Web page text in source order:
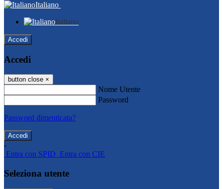
Italiano
Italiano
Accedi
Accedi
button close ×
Nome Utente
Password
Password dimenticata?
-
Entra con SPID Entra con CIE
Seleziona utente